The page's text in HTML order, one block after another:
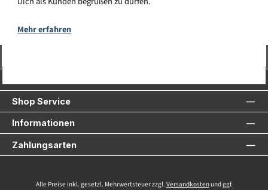
Mehr erfahren
Shop Service
Informationen
Zahlungsarten
Alle Preise inkl. gesetzl. Mehrwertsteuer zzgl. Versandkostenund ggf.